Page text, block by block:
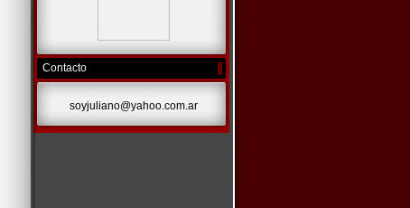
Contacto
soyjuliano@yahoo.com.ar